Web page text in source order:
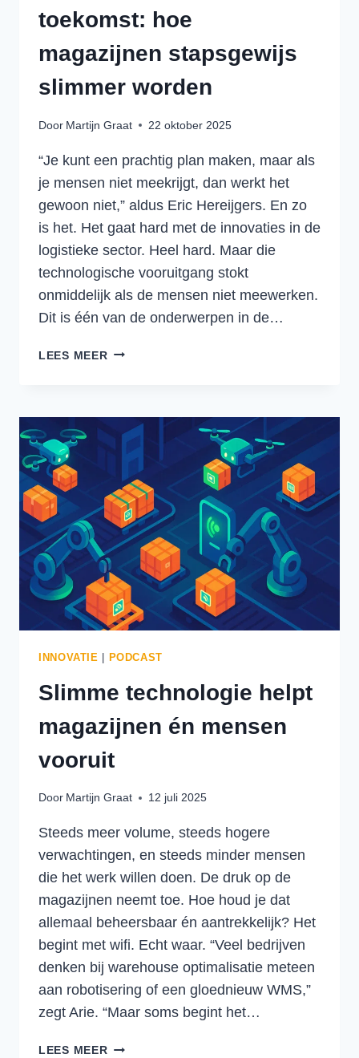
toekomst: hoe
magazijnen stapsgewijs
slimmer worden
Door Martijn Graat 22 oktober 2025
“Je kunt een prachtig plan maken, maar als
je mensen niet meekrijgt, dan werkt het
gewoon niet,” aldus Eric Hereijgers. En zo
is het. Het gaat hard met de innovaties in de
logistieke sector. Heel hard. Maar die
technologische vooruitgang stokt
onmiddelijk als de mensen niet meewerken.
Dit is één van de onderwerpen in de…
LEES MEERHET
TOEKOMST:
HOE
MAGAZIJNEN
STAPSGEWIJS
SLIMMER
WORDEN
INNOVATIE PODCAST
Slimme technologie helpt
magazijnen én mensen
vooruit
Door Martijn Graat 12 juli 2025
Steeds meer volume, steeds hogere
verwachtingen, en steeds minder mensen
die het werk willen doen. De druk op de
magazijnen neemt toe. Hoe houd je dat
allemaal beheersbaar én aantrekkelijk? Het
begint met wifi. Echt waar. “Veel bedrijven
denken bij warehouse optimalisatie meteen
aan robotisering of een gloednieuw WMS,”
zegt Arie. “Maar soms begint het…
LEES MEERSLIMME